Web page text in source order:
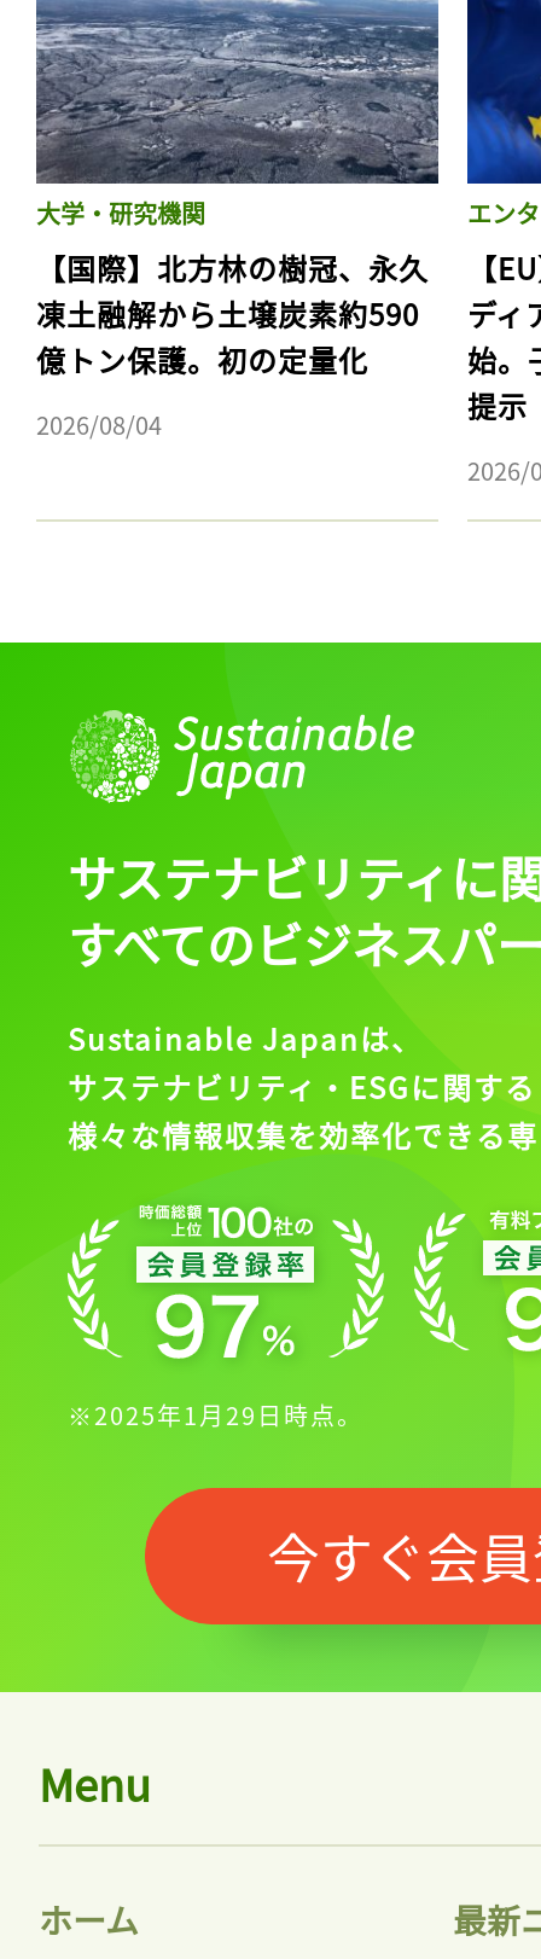
大学・研究機関
【国際】北方林の樹冠、永久
凍土融解から土壌炭素約590
億トン保護。初の定量化
2026/08/04
エン
【
ディ
始。
提示
2026/
サステナビリティに
すべてのビジネスパ
Sustainable Japanは、
サステナビリティ・ESGに関する
様々な情報収集を効率化できる
※2025年1月29日時点。
今すぐ会
Menu
ホーム 最新